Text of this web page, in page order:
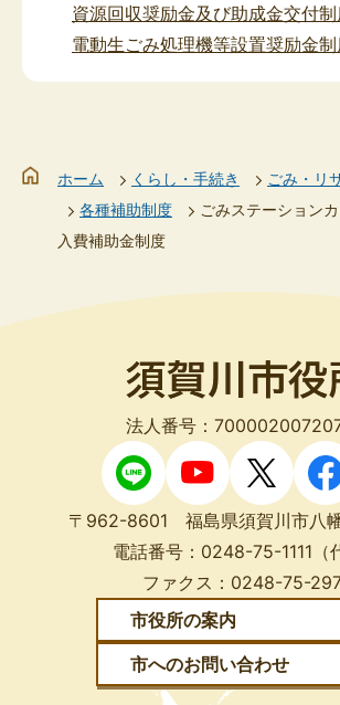
資源回収奨励金及び助成金交付
電動生ごみ処理機等設置奨励金
ホーム くらし・手続き
ごみ・リ
各種補助制度
ごみステーション
入費補助金制度
法人番号：
〒962-8601 福島県須賀川市八
電話番号： 0248-75-1111 （
ファクス： 0248-75-
市役所の案内
市へのお問い合わせ